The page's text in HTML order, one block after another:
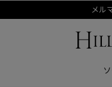
メル